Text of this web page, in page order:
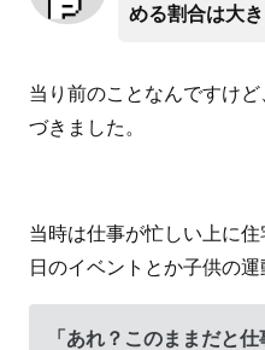
める割合は大
当り前のことなんですけ
づきました。
当時は仕事が忙しい上に
日のイベントとか子供の運
「あれ？このままだと